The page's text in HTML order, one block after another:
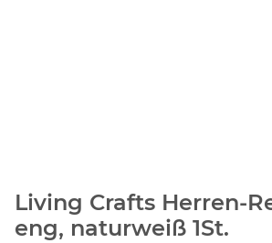
Living Crafts Herren-
eng, naturweiß 1St.